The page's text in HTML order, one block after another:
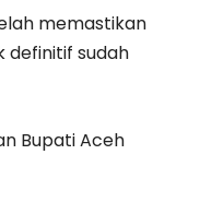
memastikan
definitif sudah
Bupati Aceh